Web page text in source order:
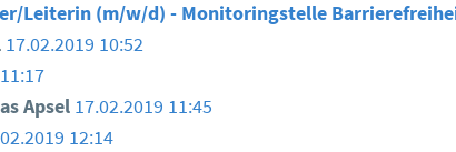
Leiterin (m/w/d) - Monitoringstelle
17.02.2019 10:52
Apsel 17.02.2019 11:45
12:14